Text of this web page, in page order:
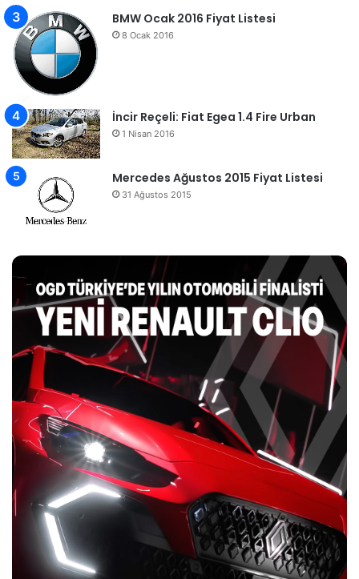
BMW Ocak 2016 Fiyat Listesi
8 Ocak 2016
İncir Reçeli: Fiat Egea 1.4 Fire Urban
1 Nisan 2016
Mercedes Ağustos 2015 Fiyat Listesi
31 Ağustos 2015